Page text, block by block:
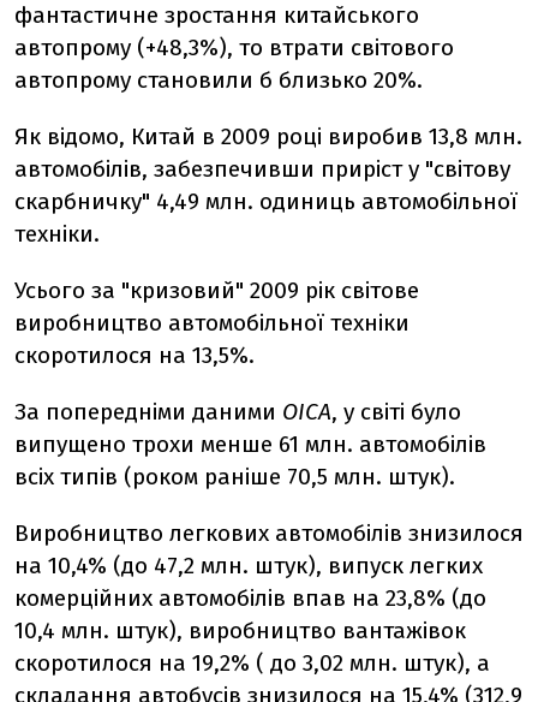
фантастичне зростання китайського
автопрому (+48,3%), то втрати світового
автопрому становили б близько 20%.
Як відомо, Китай в 2009 році виробив 13,8 млн.
автомобілів, забезпечивши приріст у "світову
скарбничку" 4,49 млн. одиниць автомобільної
техніки.
Усього за "кризовий" 2009 рік світове
виробництво автомобільної техніки
скоротилося на 13,5%.
За попередніми даними OICA, у світі було
випущено трохи менше 61 млн. автомобілів
всіх типів (роком раніше 70,5 млн. штук).
Виробництво легкових автомобілів знизилося
на 10,4% (до 47,2 млн. штук), випуск легких
комерційних автомобілів впав на 23,8% (до
10,4 млн. штук), виробництво вантажівок
скоротилося на 19,2% ( до 3,02 млн. штук), а
складання автобусів знизилося на 15,4% (312,9